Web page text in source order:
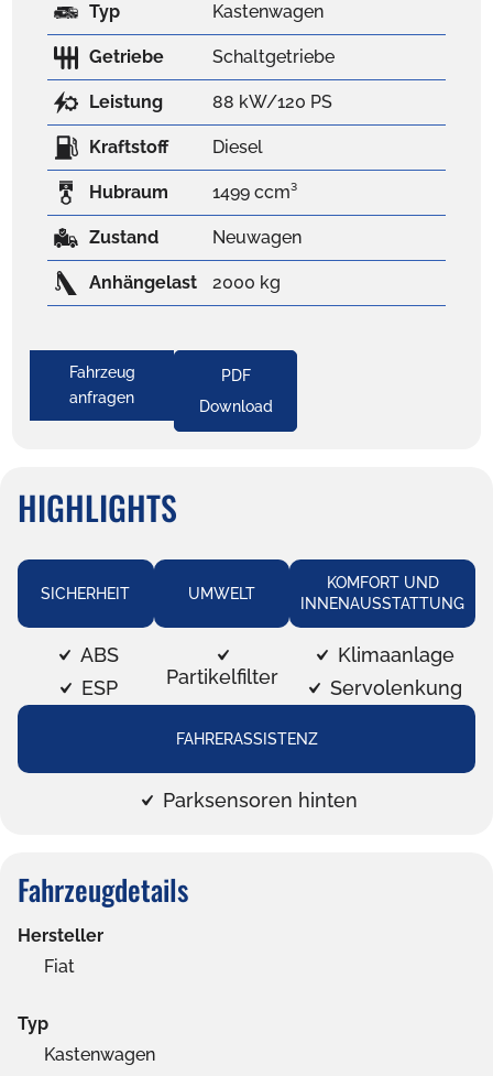
Typ Kastenwagen
Getriebe Schaltgetriebe
Leistung 88 kW/120 PS
Kraftstoff Diesel
Hubraum 1499 ccm³
Zustand Neuwagen
Anhängelast 2000 kg
Fahrzeug
anfragen
PDF
Download
HIGHLIGHTS
SICHERHEIT
ABS
ESP
UMWELT
Partikelfilter
KOMFORT UND
INNENAUSSTATTUNG
Klimaanlage
Servolenkung
FAHRERASSISTENZ
Parksensoren hinten
Fahrzeugdetails
Hersteller
Fiat
Typ
Kastenwagen